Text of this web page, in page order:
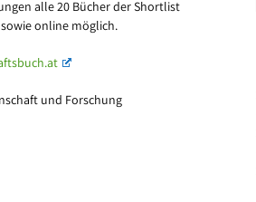
alle 20 Bücher der Shortlist
online möglich.
und Forschung